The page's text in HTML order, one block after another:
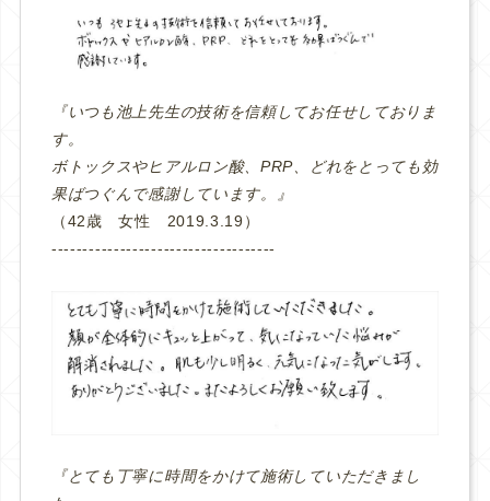
『いつも池上先生の技術を信頼してお任せしておりま
す。
ボトックスやヒアルロン酸、PRP、どれをとっても効
果ばつぐんで感謝しています。』
（42歳 女性 2019.3.19）
‐‐‐‐‐‐‐‐‐‐‐‐‐‐‐‐‐‐‐‐‐‐‐‐‐‐‐‐‐‐‐‐‐‐‐‐
『とても丁寧に時間をかけて施術していただきまし